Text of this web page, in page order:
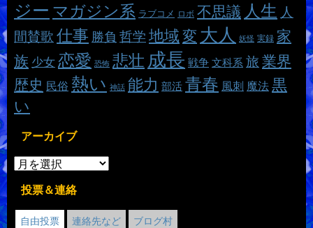
ジー マガジン系 ラブコメ ロボ 不思議 人生 人
間賛歌 仕事 勝負 哲学 地域 変 大人 妖怪 実録 家
族 少女 恋愛 恐怖 悲壮 成長 戦争 文科系 旅 業界
歴史 民俗 熱い 神話 能力 部活 青春 風刺 魔法 黒
い
アーカイブ
投票＆連絡
自由投票 連絡先など ブログ村